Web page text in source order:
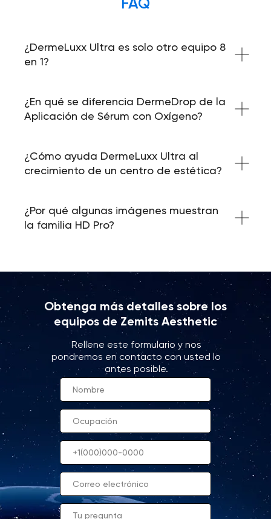
¿DermeLuxx Ultra es solo otro equipo 8
en 1?
¿En qué se diferencia DermeDrop de la
Aplicación de Sérum con Oxígeno?
¿Cómo ayuda DermeLuxx Ultra al
crecimiento de un centro de estética?
¿Por qué algunas imágenes muestran
la familia HD Pro?
Obtenga más detalles sobre los
equipos de Zemits Aesthetic
Rellene este formulario y nos
pondremos en contacto con usted lo
antes posible.